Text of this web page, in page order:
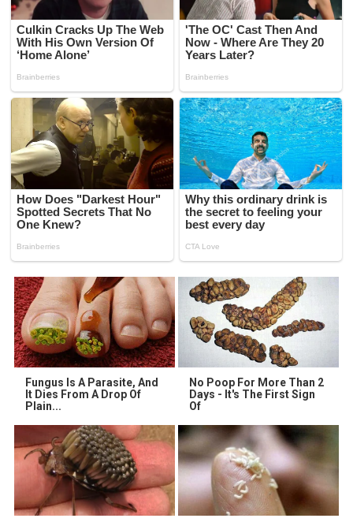
Fungus Is A Parasite, And
It Dies From A Drop Of
Plain...
No Poop For More Than 2
Days - It's The First Sign
Of